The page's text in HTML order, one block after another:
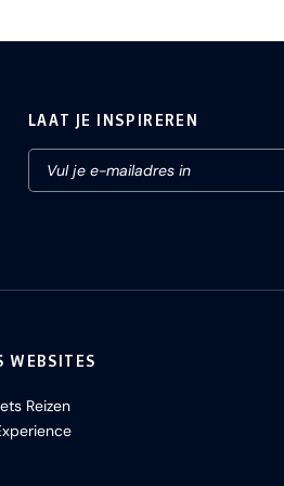
LAAT JE INSPIREREN
WEBSITES
Reizen